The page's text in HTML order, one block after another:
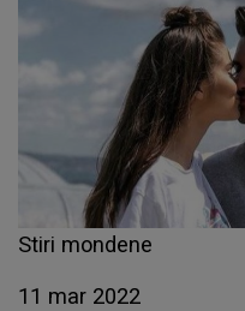
Stiri mondene
11 mar 2022